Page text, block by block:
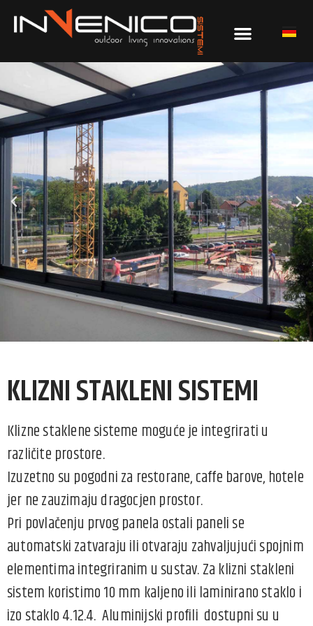
KLIZNI STAKLENI SISTEMI
Klizne staklene sisteme moguće je integrirati u
različite prostore.
Izuzetno su pogodni za restorane, caffe barove, hotele
jer ne zauzimaju dragocjen prostor.
Pri povlačenju prvog panela ostali paneli se
automatski zatvaraju ili otvaraju zahvaljujući spojnim
elementima integriranim u sustav. Za klizni stakleni
sistem koristimo 10 mm kaljeno ili laminirano staklo i
izo staklo 4.12.4. Aluminijski profili dostupni su u